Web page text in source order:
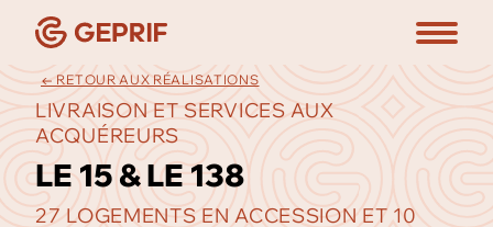
← RETOUR AUX RÉALISATIONS
LIVRAISON ET SERVICES AUX
ACQUÉREURS
LE 15 & LE 138
27 LOGEMENTS EN ACCESSION ET 10